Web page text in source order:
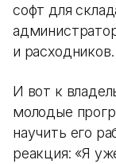
софт для
и расходников.
И вот к
молодые
научить его
реакция: «Я